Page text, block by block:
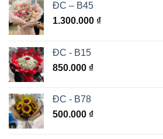
ĐC – B45
1.300.000 ₫
ĐC - B15
850.000 ₫
ĐC - B78
500.000 ₫